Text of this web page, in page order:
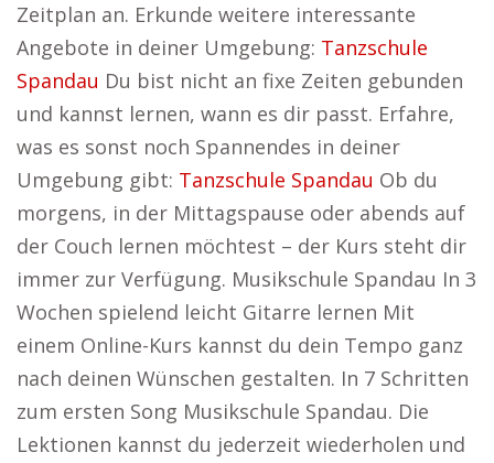
Zeitplan an. Erkunde weitere interessante
Angebote in deiner Umgebung: Tanzschule
Spandau Du bist nicht an fixe Zeiten gebunden
und kannst lernen, wann es dir passt. Erfahre,
was es sonst noch Spannendes in deiner
Umgebung gibt: Tanzschule Spandau Ob du
morgens, in der Mittagspause oder abends auf
der Couch lernen möchtest – der Kurs steht dir
immer zur Verfügung. Musikschule Spandau In 3
Wochen spielend leicht Gitarre lernen Mit
einem Online-Kurs kannst du dein Tempo ganz
nach deinen Wünschen gestalten. In 7 Schritten
zum ersten Song Musikschule Spandau. Die
Lektionen kannst du jederzeit wiederholen und